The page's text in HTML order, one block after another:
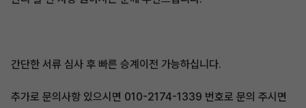
간단한 서류 심사 후 빠른 승계이전 가능하십니다.
추가로 문의사항 있으시면 010-2174-1339 번호로 문의 주시면